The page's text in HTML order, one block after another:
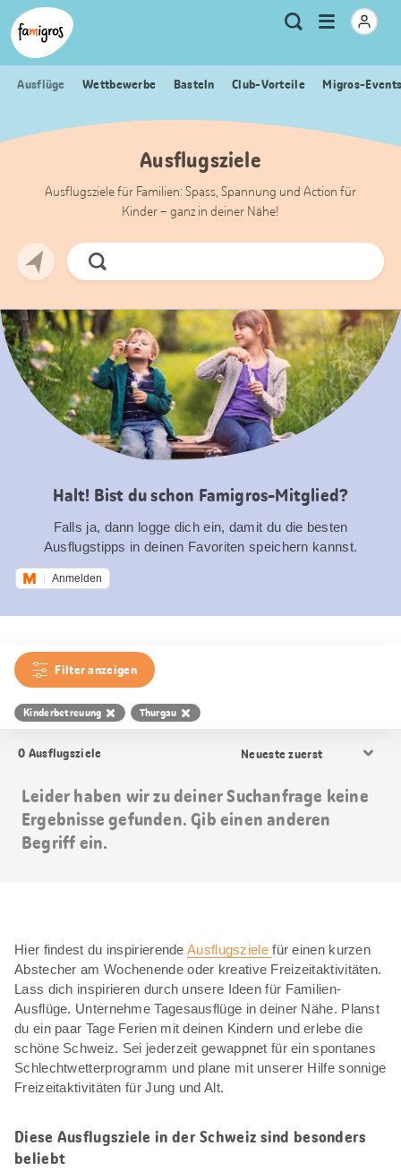
Sprungmarken
Navigation
Header
Logo
Meta
Navigation
Suche
Menu
öffnen
Ausflüge Wettbewerbe Basteln Club-Vorteile Migros-
Ausflugsziele
Ausflugsziele für Familien: Spass, Spannung und Action für
Kinder – ganz in deiner Nähe!
Jetzt
Suchen
Halt! Bist du schon Famigros-Mitglied?
Falls ja, dann logge dich ein, damit du die besten
Ausflugstipps in deinen Favoriten speichern kannst.
Anmelden
Filter anzeigen
Kinderbetreuung Thurgau
0 Ausflugsziele
Sortierung
Leider haben wir zu deiner Suchanfrage keine
Ergebnisse gefunden. Gib einen anderen
Begriff ein.
Hier findest du inspirierendeAusflugszielefür einen kurzen
Abstecher am Wochenende oder kreative Freizeitaktivitäten.
Lass dich inspirieren durch unsere Ideen für Familien-
Ausflüge. Unternehme Tagesausflüge in deiner Nähe. Planst
du ein paar Tage Ferien mit deinen Kindern und erlebe die
schöne Schweiz. Sei jederzeit gewappnet für ein spontanes
Schlechtwetterprogramm und plane mit unserer Hilfe sonnige
Freizeitaktivitäten für Jung und Alt.
Diese Ausflugsziele in der Schweiz sind besonders
beliebt